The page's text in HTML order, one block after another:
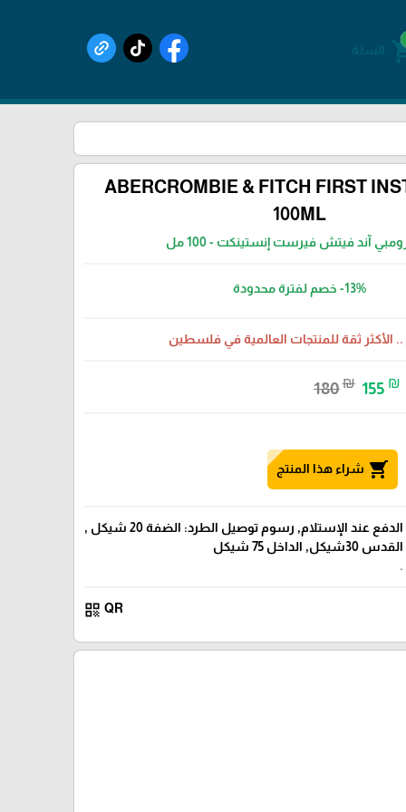
السلة
ABERCROMBIE & FITCH FIRST
100ML
آند فيتش فيرست إنستينكت - 100 مل
-13% خصم لفترة محدودة
.. الأكثر ثقة للمنتجات العالمية في فلسطين
180₪ 155 ₪
shopping_cart شراء هذا المنتج
الدفع عند الإستلام, رسوم توصيل الطرد: الضفة 20 شيكل ,
القدس 30شيكل, الداخل 75 شيكل
.
QR
qr_code